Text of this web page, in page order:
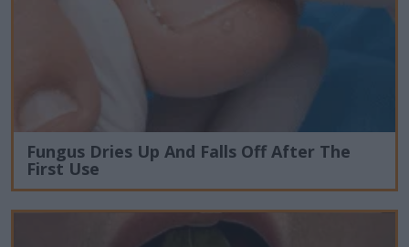
Fungus Dries Up And Falls Off After The
First Use